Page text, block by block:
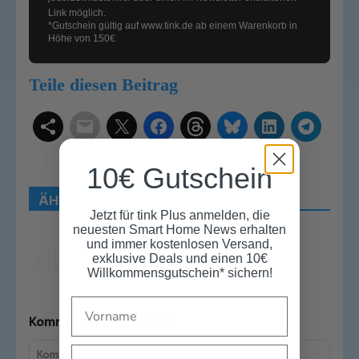
Link möglich.
*Gutschein gültig aufwww.tink.de ab einem Warenkorb in
Höhe von 150€
Teile diesen Beitrag
ÄHNLICHE ARTIKEL
Schlagwörter
Kategorien
Bestenlisten
Tutorials
Smart Home News
Kommentiere den Artikel
10€ Gutschein
Jetzt für tink Plus anmelden, die
neuesten Smart Home News erhalten
und immer kostenlosen Versand,
exklusive Deals und einen 10€
Willkommensgutschein* sichern!